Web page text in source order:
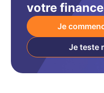
votre
Je
Je teste